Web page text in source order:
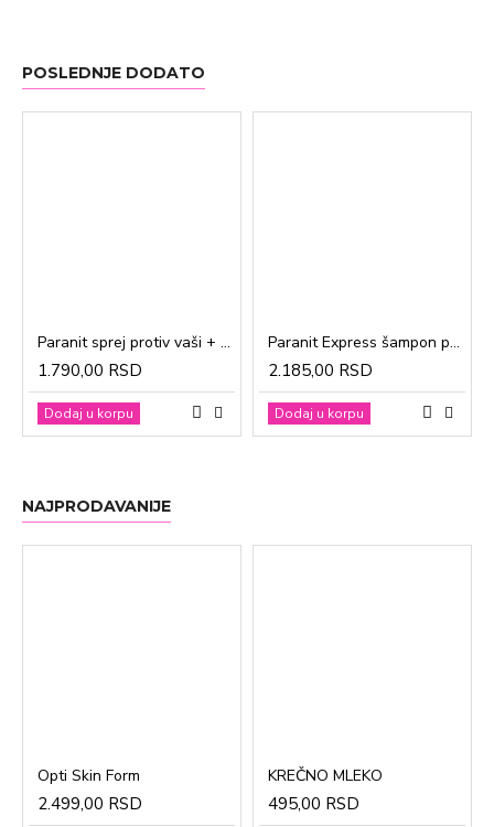
POSLEDNJE DODATO
Paranit sprej protiv vaši + češalj 100ml
1.790,00 RSD
Dodaj u korpu
Paranit Express šampon protiv vaši + češalj 200ml
2.185,00 RSD
Dodaj u korpu
NAJPRODAVANIJE
Opti Skin Form
2.499,00 RSD
KREČNO MLEKO
495,00 RSD